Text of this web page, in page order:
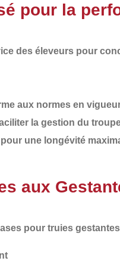
pour la
des éleveurs pour
aux normes en
la gestion du
pour une longévité
aux
pour truies